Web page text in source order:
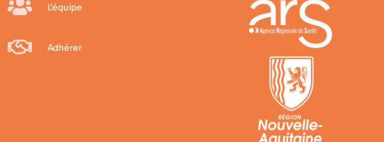
L'équipe
Adhérer